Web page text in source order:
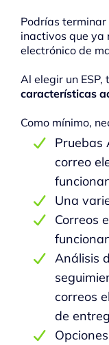
Podrías
inactivos que ya
electrónico de
Al elegir un
características
Como mínimo,
Pruebas
correo
Una
Correos
Análisis
correos
de